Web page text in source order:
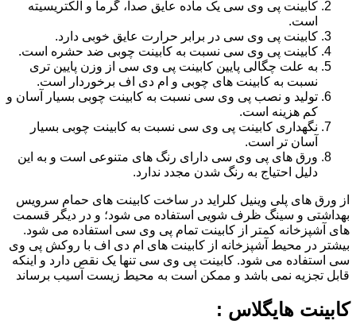
کابینت پی وی سی یک ماده عایق صدا، گرما و الکتریسیته
است.
کابینت پی وی سی در برابر حرارت عایق خوبی دارد.
کابینت پی وی سی نسبت به کابینت چوبی ضد حشره است.
به علت چگالی پایین کابینت پی وی سی از وزن پایین تری
نسبت به کابینت های چوبی و ام دی اف برخوردار است.
تولید و نصب پی وی سی نسبت به کابینت چوبی بسیار آسان و
کم هزینه است.
نگهداری کابینت پی وی سی نسبت به کابینت چوبی بسیار
آسان تر است.
ورق های پی وی سی دارای رنگ های متنوعی است و به این
دلیل احتیاج به رنگ شدن مجدد ندارد.
از ورق های پلی وینیل کلراید در ساخت کابینت های حمام سرویس
بهداشتی و سینگ ظرف شویی استفاده می شود؛ و در دیگر قسمت
های آشپزخانه کمتر از کابینت تمام پی وی سی استفاده می شود.
بیشتر در محیط آشپزخانه از کابینت های ام دی اف با روکش پی وی
سی استفاده می شود. کابینت پی وی سی تنها یک نقص دارد و اینکه
قابل تجزیه نمی باشد و ممکن است به محیط زیست آسیب برساند
کابینت هایگلاس :